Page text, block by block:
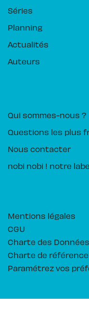
Séries
Planning
Actualités
Auteurs
Qui sommes-nous ?
Questions les plus
Nous contacter
nobi nobi ! notre
Mentions légales
CGU
Charte des
Charte de
Paramétrez vos